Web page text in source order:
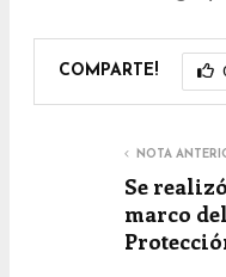
COMPARTE!
NOTA
Se
marco